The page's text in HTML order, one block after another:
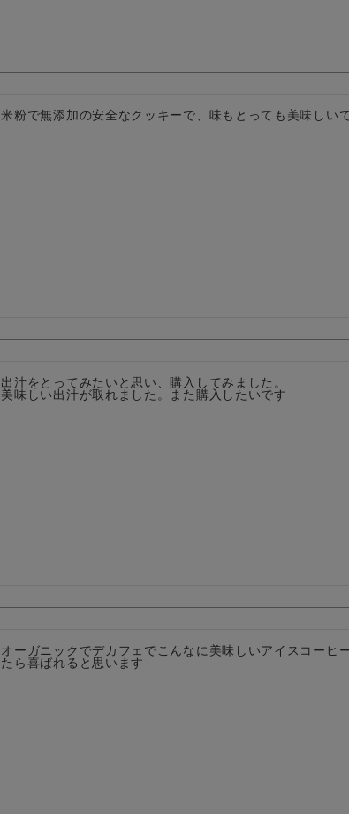
米粉で無添加の安全なクッキーで、味もとっても美味しい
出汁をとってみたいと思い、購入してみました。
美味しい出汁が取れました。また購入したいです
オーガニックでデカフェでこんなに美味しいアイスコーヒ
たら喜ばれると思います